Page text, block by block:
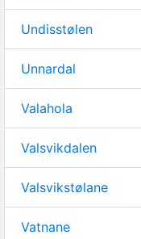
Undisstølen
Unnardal
Valahola
Valsvikdalen
Valsvikstølane
Vatnane